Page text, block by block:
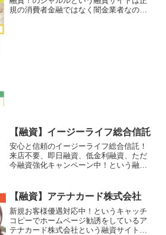
規の消費者金融ではなく闇金業者なので
【融資】イージーライフ総合信託
安心と信頼のイージーライフ総合信託！
来店不要、即日融資、低金利融資、ただ
今融資強化キャンペーン中！という融資
ださい！ランダムなURLを与えられたス
マホ専用の闇金サイトな...
【融資】アテナカード株式会社
新規お客様優遇対応中！というキャッチ
コピーでホームページ勧誘をしているア
テナカード株式会社という融資サイトは